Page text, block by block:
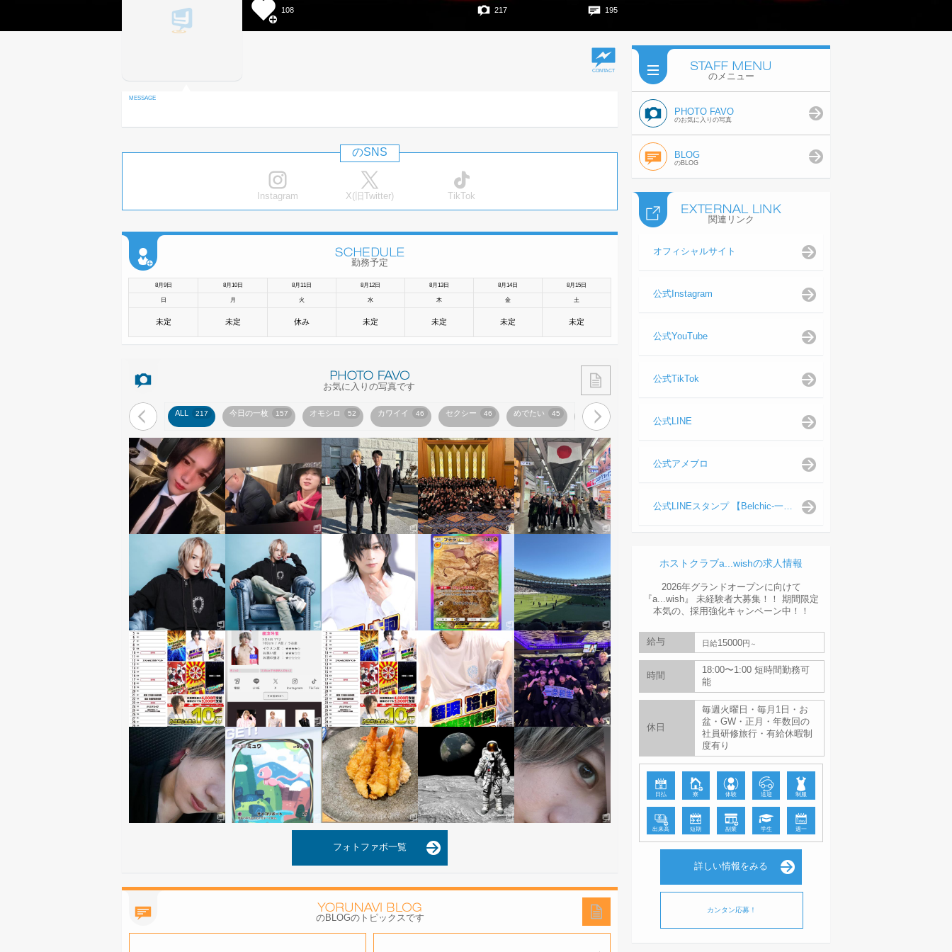
108 217 195
のSNS
Instagram X(旧Twitter) TikTok
勤務予定
8月9日
日
未定
8月10日
月
未定
8月11日
火
休み
8月12日
水
未定
8月13日
木
未定
8月14日
金
未定
8月15日
土
未定
お気に入りの写真です
ALL 217 今日の一枚 157 オモシロ 52 カワイイ 46 セクシー 46 めでたい 45 カッコイイ
フォトファボ一覧
のBLOGのトピックスです
のメニュー
PHOTO FAVO
のお気に入りの写真
BLOG
のBLOG
関連リンク
オフィシャルサイト
公式Instagram
公式YouTube
公式TikTok
公式LINE
公式アメブロ
公式LINEスタンプ 【Belchic-一ノ瀬 仁支配人】
ホストクラブa...wishの求人情報
2026年グランドオープンに向けて
『a...wish』 未経験者大募集！！ 期間限定
本気の、採用強化キャンペーン中！！
給与 日給15000円
時間
18:00〜1:00 短時間勤務可
能
休日
毎週火曜日・毎月1日・お
盆・GW・正月・年数回の
社員研修旅行・有給休暇制
度有り
日払 寮 体験 送迎 制服
出来高 短期 副業 学生 週一
詳しい情報をみる
カンタン応募！